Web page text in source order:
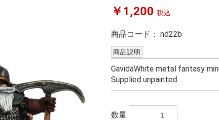
￥1,200 税込
商品コード：nd22b
商品説明
GavidaWhite metal fantasy
Supplied unpainted.
数量